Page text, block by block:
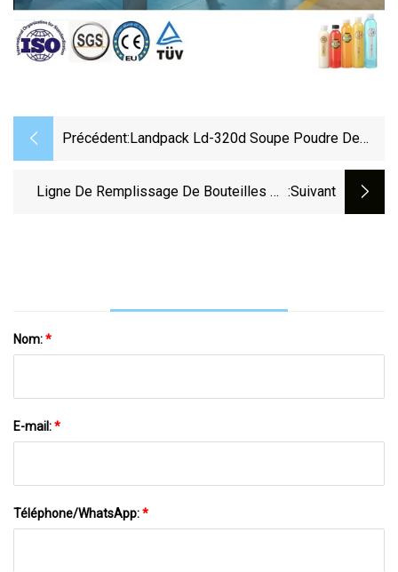
Précédent: Landpack Ld-320d Soupe Poudre De
Remplissage Pack Machine D'Emballage
Ligne De Remplissage De Bouteilles De :suivant
Nom:*
E-mail:*
Téléphone/WhatsApp:*